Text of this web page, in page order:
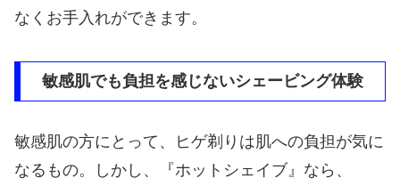
なくお手入れができます。
敏感肌でも負担を感じないシェービング体験
敏感肌の方にとって、ヒゲ剃りは肌への負担が気に
なるもの。しかし、『ホットシェイブ』なら、